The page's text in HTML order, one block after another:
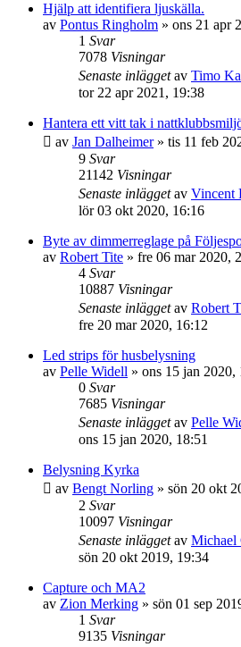
Hjälp att identifiera ljuskälla.
av Pontus Ringholm » ons 21 apr
1 Svar
7078 Visningar
Senaste inläggetav Timo
tor 22 apr 2021, 19:38
Hantera ett vitt tak i
av Jan Dalheimer» tis 11 feb
9 Svar
21142 Visningar
Senaste inläggetav Vincent
lör 03 okt 2020, 16:16
Byte av dimmerreglage på
av Robert Tite » fre 06 mar 2020,
4 Svar
10887 Visningar
Senaste inläggetav Robert
fre 20 mar 2020, 16:12
Led strips för husbelysning
av Pelle Widell » ons 15 jan 2020,
0 Svar
7685 Visningar
Senaste inläggetav Pelle
ons 15 jan 2020, 18:51
Belysning Kyrka
av Bengt Norling » sön 20 okt
2 Svar
10097 Visningar
Senaste inläggetav Michael
sön 20 okt 2019, 19:34
Capture och MA2
av Zion Merking » sön 01 sep
1 Svar
9135 Visningar